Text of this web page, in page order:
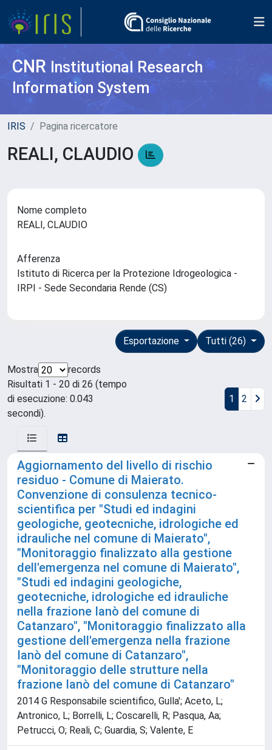
CNR Institutional Research
Information System
IRIS Pagina ricercatore
REALI, CLAUDIO
Nome completo
REALI, CLAUDIO
Afferenza
Istituto di Ricerca per la Protezione Idrogeologica -
IRPI - Sede Secondaria Rende (CS)
Tutti (26)
Esportazione
Mostra
records
Risultati 1 - 20 di 26 (tempo
di esecuzione: 0.043
secondi).
1 2
Aggiornamento del livello di rischio
residuo - Comune di Maierato.
Convenzione di consulenza tecnico-
scientifica per "Studi ed indagini
geologiche, geotecniche, idrologiche ed
idrauliche nel comune di Maierato",
"Monitoraggio finalizzato alla gestione
dell'emergenza nel comune di Maierato",
"Studi ed indagini geologiche,
geotecniche, idrologiche ed idrauliche
nella frazione Ianò del comune di
Catanzaro", "Monitoraggio finalizzato alla
gestione dell'emergenza nella frazione
Ianò del comune di Catanzaro",
"Monitoraggio delle strutture nella
frazione Ianò del comune di Catanzaro"
2014 G Responsabile scientifico, Gulla'; Aceto, L;
Antronico, L; Borrelli, L; Coscarelli, R; Pasqua, Aa;
Petrucci, O; Reali, C; Guardia, S; Valente, E